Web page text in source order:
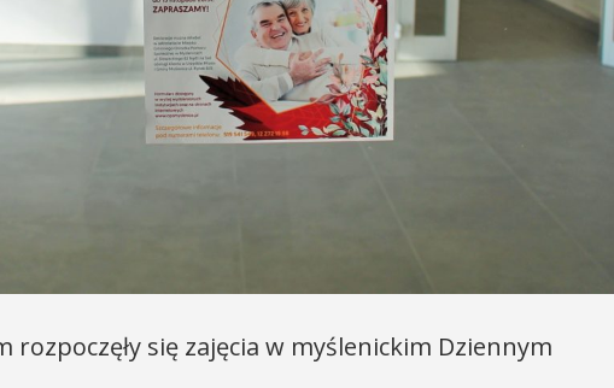
rozpoczęły się zajęcia w myślenickim Dziennym